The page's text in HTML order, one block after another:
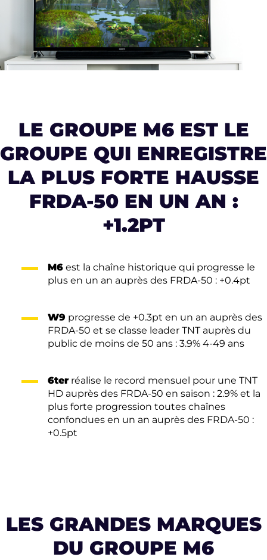
LE GROUPE M6 EST LE
GROUPE QUI ENREGISTRE
LA PLUS FORTE HAUSSE
FRDA-50 EN UN AN :
+1.2PT
M6 est la chaîne historique qui progresse le
plus en un an auprès des FRDA-50 : +0.4pt
W9 progresse de +0.3pt en un an auprès des
FRDA-50 et se classe leader TNT auprès du
public de moins de 50 ans : 3.9% 4-49 ans
6ter réalise le record mensuel pour une TNT
HD auprès des FRDA-50 en saison : 2.9% et la
plus forte progression toutes chaînes
confondues en un an auprès des FRDA-50 :
+0.5pt
LES GRANDES MARQUES
DU GROUPE M6